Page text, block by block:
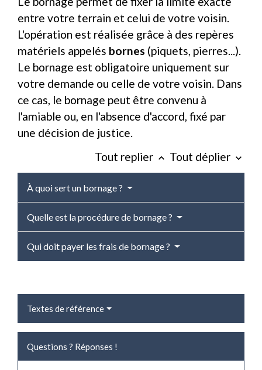
entre votre terrain et celui de votre voisin.
L'opération est réalisée grâce à des repères
matériels appelés bornes (piquets, pierres...).
Le bornage est obligatoire uniquement sur
votre demande ou celle de votre voisin. Dans
ce cas, le bornage peut être convenu à
l'amiable ou, en l'absence d'accord, fixé par
une décision de justice.
Tout replier keyboard_arrow_up Tout déplier keyboard_arrow_down
À quoi sert un bornage ?
Quelle est la procédure de bornage ?
Qui doit payer les frais de bornage ?
Textes de référence
Questions ? Réponses !